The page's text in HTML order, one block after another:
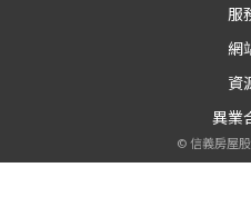
服
網
資
異業
©信義房屋